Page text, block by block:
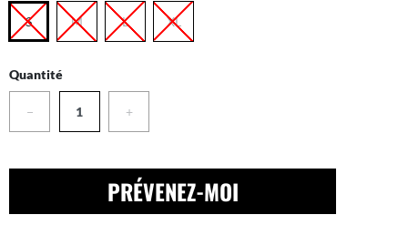
S M L XL
Quantité
− +
PRÉVENEZ-MOI